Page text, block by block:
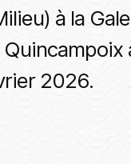
à la
2026.